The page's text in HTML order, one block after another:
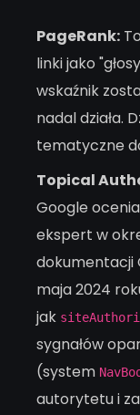
PageRank:
linki jako
wskaźnik
nadal działa.
tematyczne
Topical
Google
ekspert w
dokumentacji
maja 2024
jak
sygnałów
(system
autorytetu i